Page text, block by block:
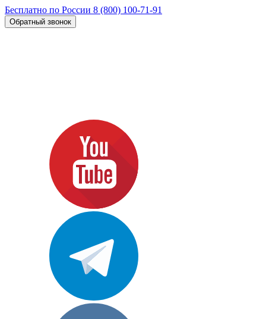
Бесплатно по России 8 (800) 100-71-91
Обратный звонок